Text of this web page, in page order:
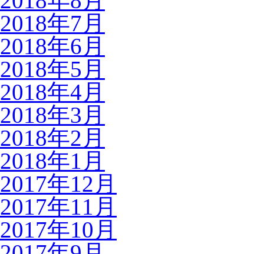
2018年7月
2018年6月
2018年5月
2018年4月
2018年3月
2018年2月
2018年1月
2017年12月
2017年11月
2017年10月